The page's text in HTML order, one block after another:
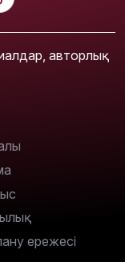
авторлық
ережесі